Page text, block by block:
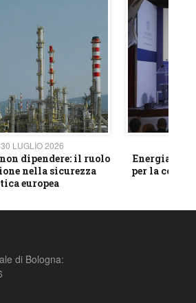
LUGLIO 2026
dipendere: il ruolo
nella sicurezza
europea
Energia e
per la
di Bologna: